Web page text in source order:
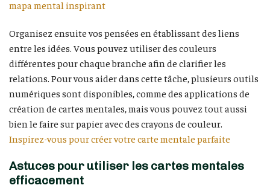
mapa mental inspirant
Organisez ensuite vos pensées en établissant des liens
entre les idées. Vous pouvez utiliser des couleurs
différentes pour chaque branche afin de clarifier les
relations. Pour vous aider dans cette tâche, plusieurs outils
numériques sont disponibles, comme des applications de
création de cartes mentales, mais vous pouvez tout aussi
bien le faire sur papier avec des crayons de couleur.
Inspirez-vous pour créer votre carte mentale parfaite
Astuces pour utiliser les cartes mentales
efficacement